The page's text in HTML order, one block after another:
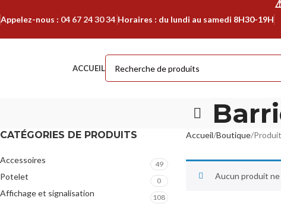
Appelez-nous : 04 67 24 30 34 Horaires : du lundi au samedi 8H30-19H
ACCUEIL
CATÉGORIES DE PRODUITS
Accessoires 49
Potelet 0
Affichage et signalisation 108
Accueil Boutique
Aucun produit